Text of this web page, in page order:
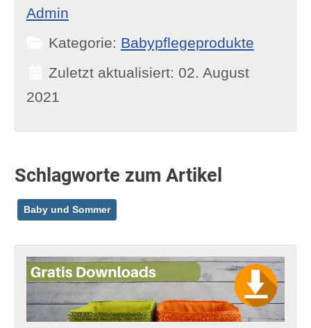
Admin
Kategorie: Babypflegeprodukte
Zuletzt aktualisiert: 02. August
2021
Schlagworte zum Artikel
Baby und Sommer